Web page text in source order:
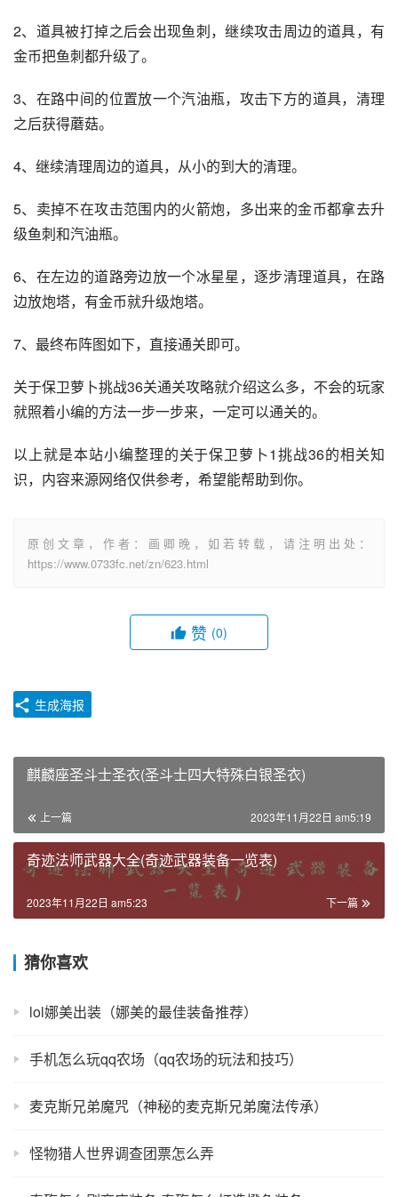
2、道具被打掉之后会出现鱼刺，继续攻击周边的道具，有
金币把鱼刺都升级了。
3、在路中间的位置放一个汽油瓶，攻击下方的道具，清理
之后获得蘑菇。
4、继续清理周边的道具，从小的到大的清理。
5、卖掉不在攻击范围内的火箭炮，多出来的金币都拿去升
级鱼刺和汽油瓶。
6、在左边的道路旁边放一个冰星星，逐步清理道具，在路
边放炮塔，有金币就升级炮塔。
7、最终布阵图如下，直接通关即可。
关于保卫萝卜挑战36关通关攻略就介绍这么多，不会的玩家
就照着小编的方法一步一步来，一定可以通关的。
以上就是本站小编整理的关于保卫萝卜1挑战36的相关知
识，内容来源网络仅供参考，希望能帮助到你。
原创文章，作者：画卿晚，如若转载，请注明出处：
https://www.0733fc.net/zn/623.html
赞 (0)
生成海报
麒麟座圣斗士圣衣(圣斗士四大特殊白银圣衣)
上一篇 2023年11月22日 am5:19
奇迹法师武器大全(奇迹武器装备一览表)
下一篇
2023年11月22日 am5:23
猜你喜欢
lol娜美出装（娜美的最佳装备推荐）
手机怎么玩qq农场（qq农场的玩法和技巧）
麦克斯兄弟魔咒（神秘的麦克斯兄弟魔法传承）
怪物猎人世界调查团票怎么弄